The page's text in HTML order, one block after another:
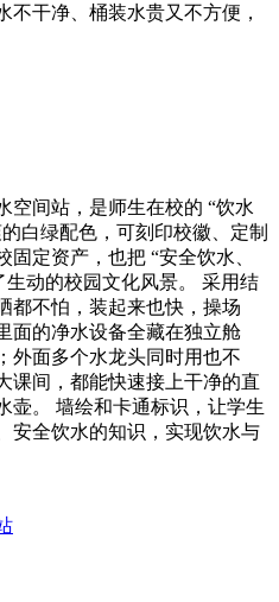
不干净、桶装水贵又不方便，
空间站，是师生在校的 “饮水
白绿配色，可刻印校徽、定制
定资产，也把 “安全饮水、
生动的校园文化风景。 采用结
都不怕，装起来也快，操场
面的净水设备全藏在独立舱
外面多个水龙头同时用也不
课间，都能快速接上干净的直
壶。 墙绘和卡通标识，让学生
安全饮水的知识，实现饮水与